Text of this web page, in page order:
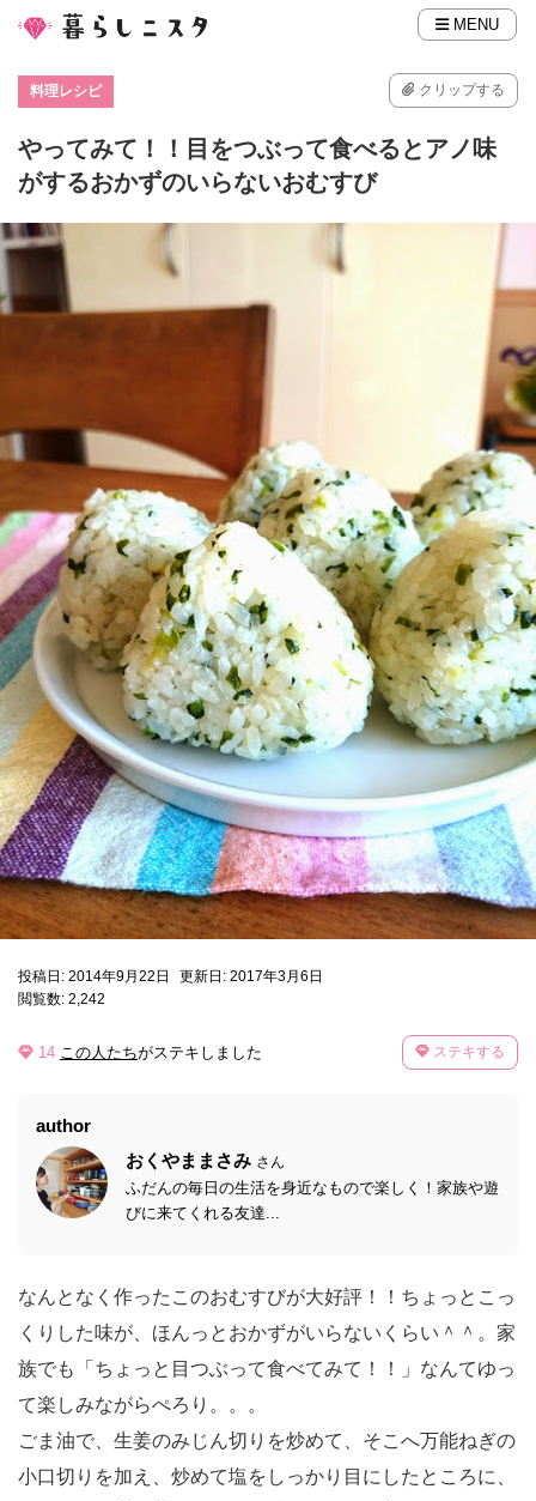
MENU
料理レシピ クリップする
やってみて！！目をつぶって食べるとアノ味
がするおかずのいらないおむすび
投稿日: 2014年9月22日
更新日: 2017年3月6日
閲覧数: 2,242
14 この人たちがステキしました ステキする
author
おくやままさみ さん
ふだんの毎日の生活を身近なもので楽しく！家族や遊
びに来てくれる友達...
なんとなく作ったこのおむすびが大好評！！ちょっとこっ
くりした味が、ほんっとおかずがいらないくらい＾＾。家
族でも「ちょっと目つぶって食べてみて！！」なんてゆっ
て楽しみながらぺろり。。。
ごま油で、生姜のみじん切りを炒めて、そこへ万能ねぎの
小口切りを加え、炒めて塩をしっかり目にしたところに、